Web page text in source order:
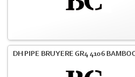
DH PIPE BRUYERE GR4 4106